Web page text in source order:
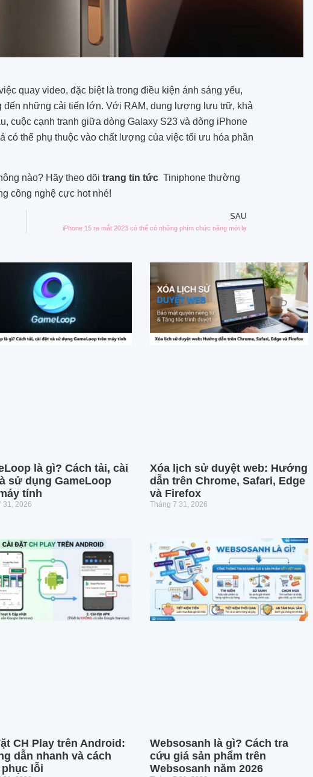
quay video, đặc biệt là trong điều kiện ánh sáng yếu,
những cải tiến lớn. Với RAM, dung lượng lưu trữ, khả
cuộc cạnh tranh giữa dòng Galaxy S23 và dòng iPhone
có thể phụ thuộc vào chất lượng của việc tối ưu hóa phần
nào? Hãy theo dõi trang tin tức Tiniphone thường
công nghệ cực hot nhé!
SAU
iPhone 15 ra mắt 2023 có thể có những phím chức năng mới lạ
là gì? Cách tải, cài
sử dụng GameLoop
tính
31, 2026
Xóa lịch sử duyệt web: Hướng
dẫn trên Chrome, Safari, Edge
và Firefox
Tháng 7 31, 2026
CH Play trên Android:
dẫn nhanh và cách
phục lỗi
Websosanh là gì? Cách tra
cứu giá sản phẩm trên
Websosanh năm 2026